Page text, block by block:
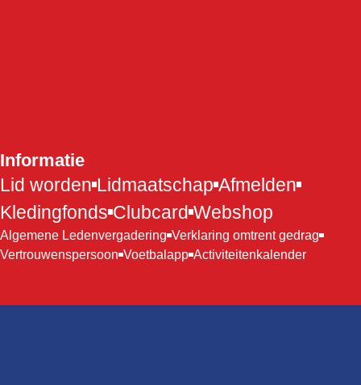
Informatie
Lid worden Lidmaatschap Afmelden
Kledingfonds Clubcard Webshop
Algemene Ledenvergadering Verklaring omtrent gedrag
Vertrouwenspersoon Voetbalapp Activiteitenkalender